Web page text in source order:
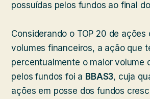
possuídas pelos fundos ao final
Considerando o TOP 20 de ações
volumes financeiros, a ação que
percentualmente o maior volume
pelos fundos foi a BBAS3, cuja
ações em posse dos fundos